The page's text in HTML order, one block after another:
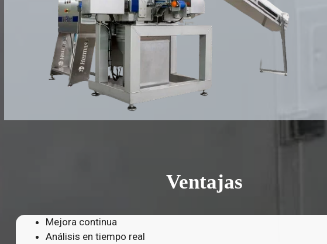
Ventajas
Mejora continua
Análisis en tiempo real